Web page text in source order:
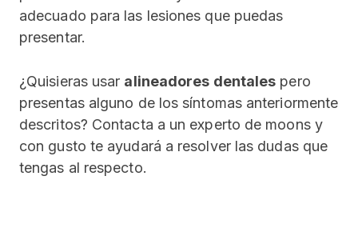
adecuado para las lesiones que puedas
presentar.
¿Quisieras usar alineadores dentales pero
presentas alguno de los síntomas anteriormente
descritos? Contacta a un experto de moons y
con gusto te ayudará a resolver las dudas que
tengas al respecto.